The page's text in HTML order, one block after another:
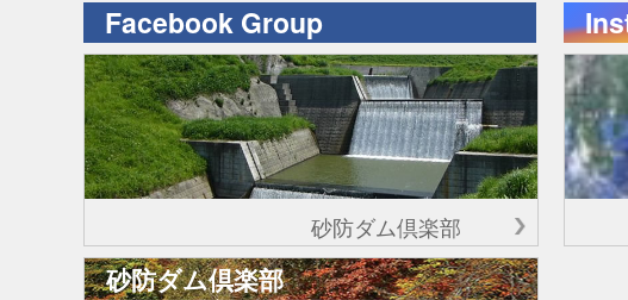
Facebook Group
砂防ダム倶楽部
砂防ダム倶楽部